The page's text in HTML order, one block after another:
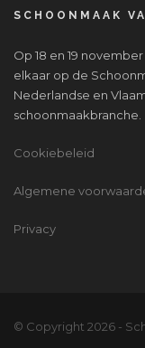
SCHOONMAAK
Op 18 en 19
elkaar op de
Nederlandse en
schoonmaakbranche.
Cookiebeleid
Algemene
Privacy
© Copyright 2026 -